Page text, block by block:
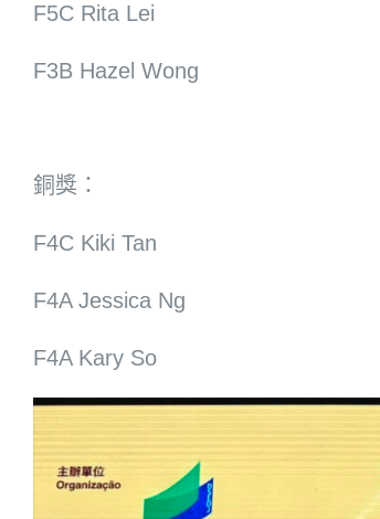
F5C Rita Lei
F3B Hazel Wong
銅獎：
F4C Kiki Tan
F4A Jessica Ng
F4A Kary So